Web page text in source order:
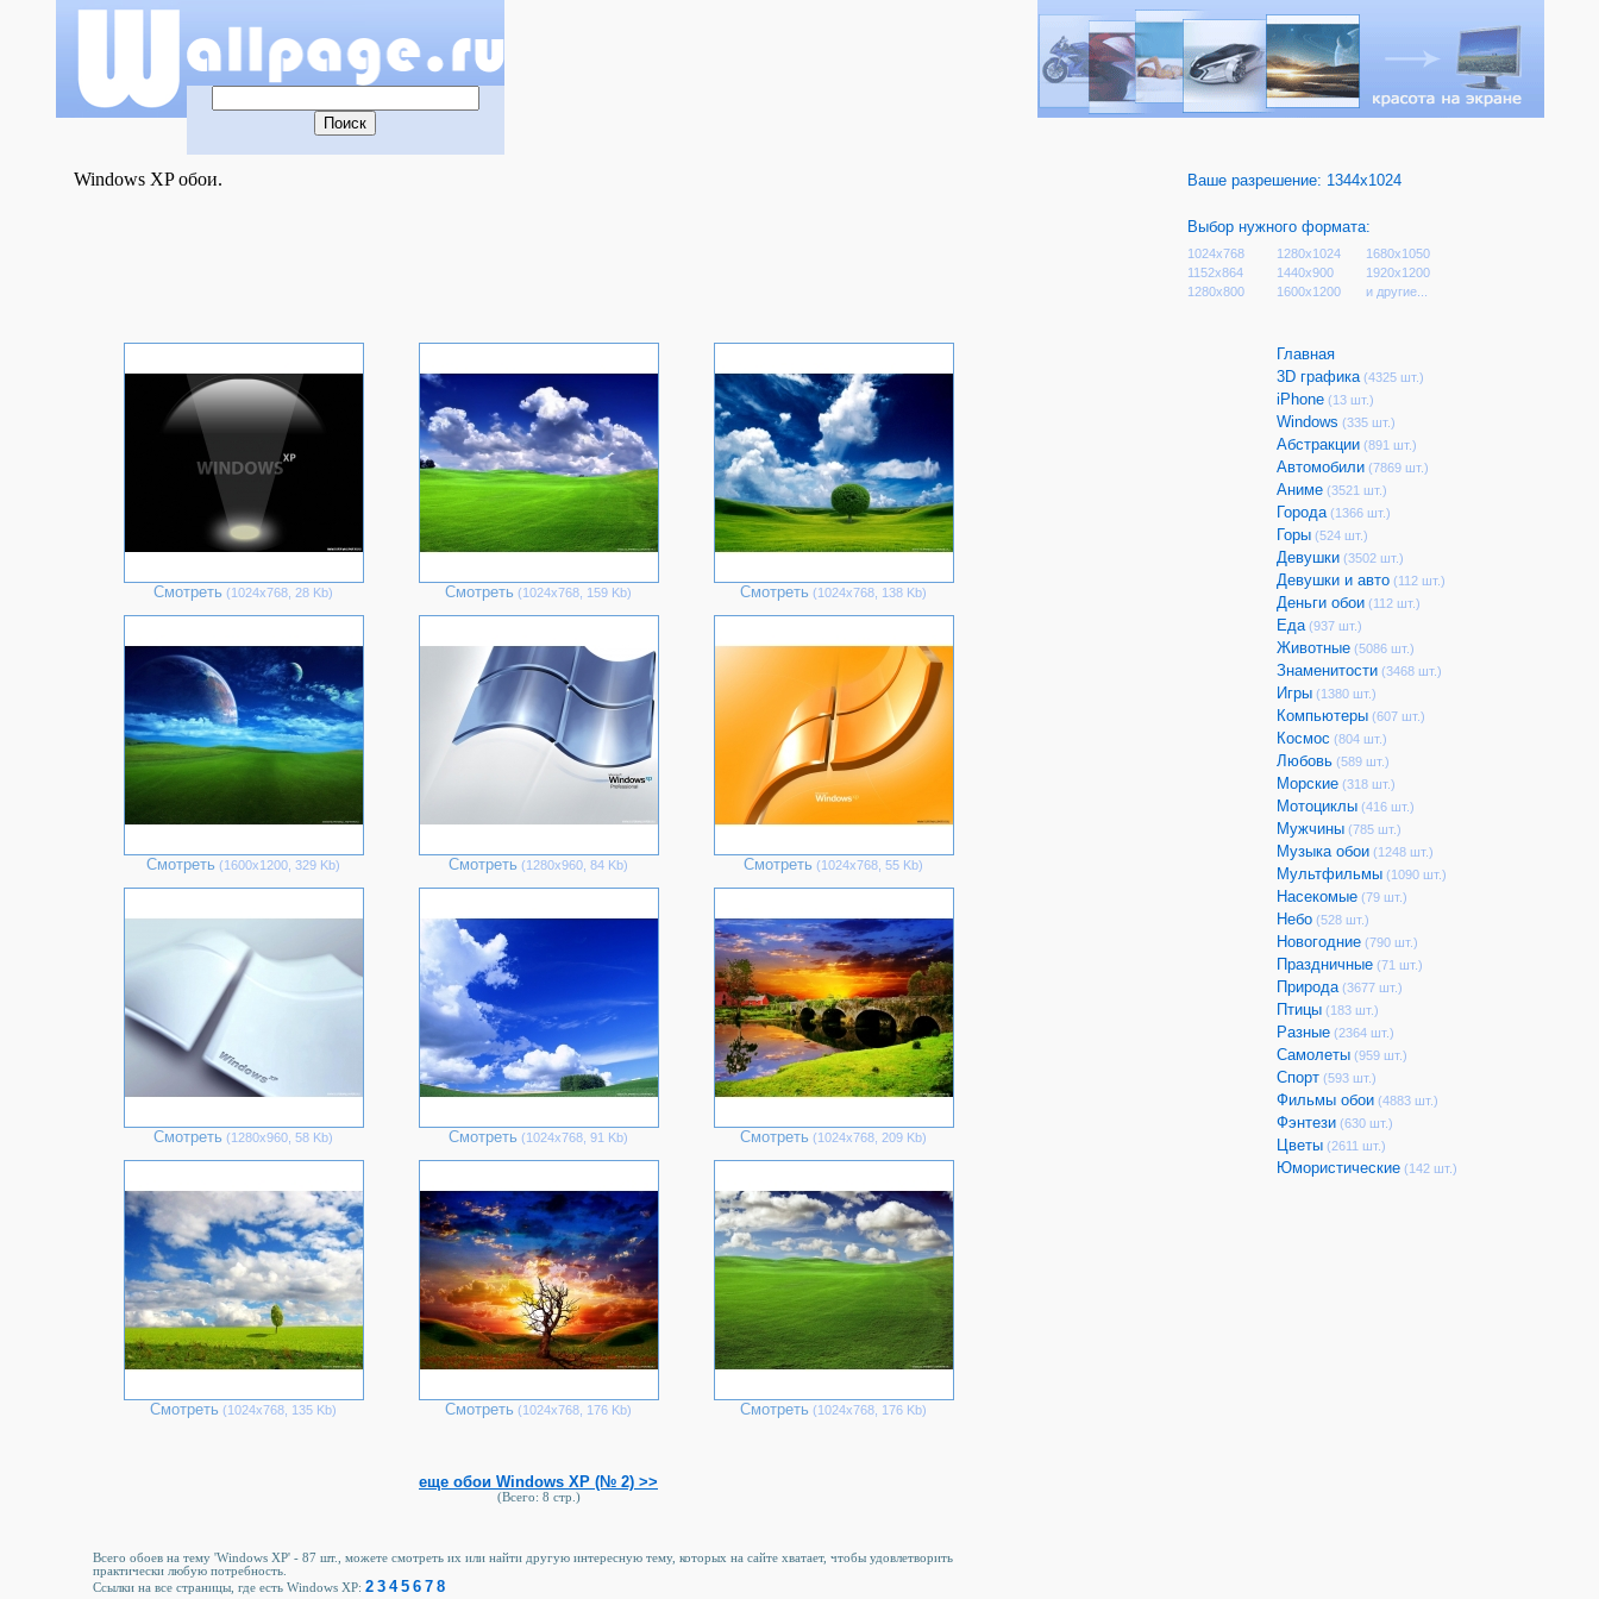
Windows XP обои. Ваше разрешение: 1344x1024
Выбор нужного формата:
1024x768 1280x1024
1680x1050
1152x864
1440x900
1920x1200
1280x800
1600x1200 и другие...
Смотреть (1024х768, 28 Kb) Смотреть (1024х768, 159 Kb) Смотреть (1024х768, 138 Kb)
Смотреть (1600х1200, 329 Kb) Смотреть (1280х960, 84 Kb) Смотреть (1024х768, 55 Kb)
Смотреть (1280х960, 58 Kb) Смотреть (1024х768, 91 Kb) Смотреть (1024х768, 209 Kb)
Смотреть (1024х768, 135 Kb) Смотреть (1024х768, 176 Kb) Смотреть (1024х768, 176 Kb)
еще обои Windows XP (№ 2) >>
(Всего: 8 стр.)
Всего обоев на тему 'Windows XP' - 87 шт., можете смотреть их или найти другую интересную тему, которых на сайте хватает, чтобы удовлетворить
практически любую потребность.
Ссылки на все страницы, где есть Windows XP: 2 3 4 5 6 7 8
Главная
3D графика(4325 шт.)
iPhone(13 шт.)
Windows (335 шт.)
Абстракции(891 шт.)
Автомобили(7869 шт.)
Аниме(3521 шт.)
Города(1366 шт.)
Горы(524 шт.)
Девушки(3502 шт.)
Девушки и авто(112 шт.)
Деньги обои(112 шт.)
Еда(937 шт.)
Животные(5086 шт.)
Знаменитости(3468 шт.)
Игры(1380 шт.)
Компьютеры(607 шт.)
Космос (804 шт.)
Любовь(589 шт.)
Морские(318 шт.)
Мотоциклы(416 шт.)
Мужчины(785 шт.)
Музыка обои(1248 шт.)
Мультфильмы(1090 шт.)
Насекомые(79 шт.)
Небо(528 шт.)
Новогодние(790 шт.)
Праздничные(71 шт.)
Природа(3677 шт.)
Птицы(183 шт.)
Разные(2364 шт.)
Самолеты(959 шт.)
Спорт(593 шт.)
Фильмы обои(4883 шт.)
Фэнтези(630 шт.)
Цветы(2611 шт.)
Юмористические(142 шт.)